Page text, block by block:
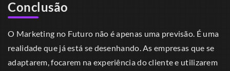
Conclusão
O Marketing no Futuro não é apenas uma previsão. É uma
realidade que já está se desenhando. As empresas que se
adaptarem, focarem na experiência do cliente e utilizarem